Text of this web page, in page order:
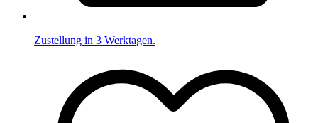
Zustellung in 3 Werktagen.